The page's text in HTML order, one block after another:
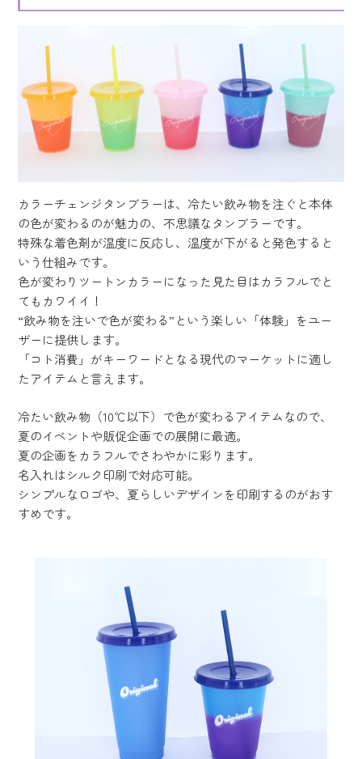
カラーチェンジタンブラーは、冷たい飲み物を注ぐと本体
の色が変わるのが魅力の、不思議なタンブラーです。
特殊な着色剤が温度に反応し、温度が下がると発色すると
いう仕組みです。
色が変わりツートンカラーになった見た目はカラフルでと
てもカワイイ！
“飲み物を注いで色が変わる”という楽しい「体験」をユー
ザーに提供します。
「コト消費」がキーワードとなる現代のマーケットに適し
たアイテムと言えます。
冷たい飲み物（10℃以下）で色が変わるアイテムなので、
夏のイベントや販促企画での展開に最適。
夏の企画をカラフルでさわやかに彩ります。
名入れはシルク印刷で対応可能。
シンプルなロゴや、夏らしいデザインを印刷するのがおす
すめです。